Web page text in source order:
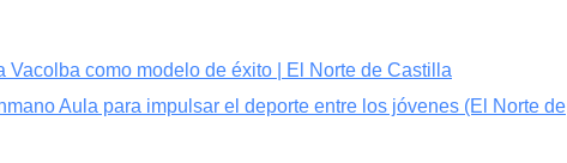
como modelo de éxito | El Norte de Castilla
Aula para impulsar el deporte entre los jóvenes (El Norte de